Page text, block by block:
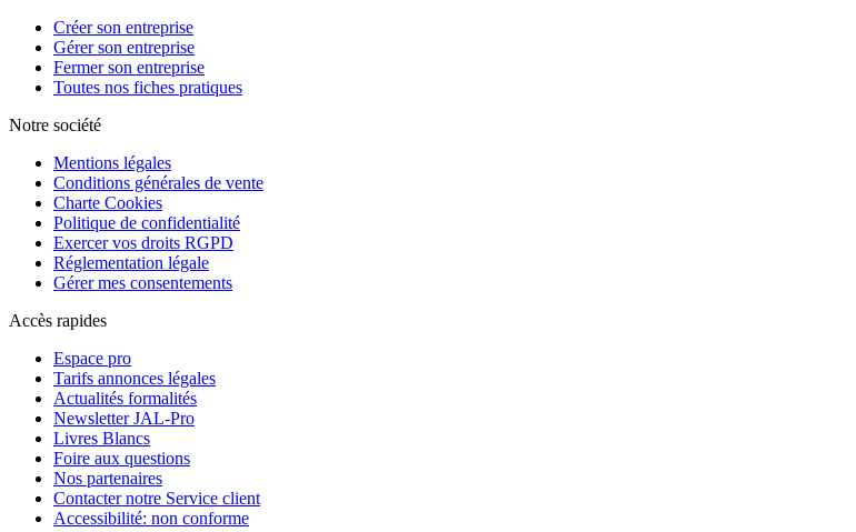
Créer son entreprise
Gérer son entreprise
Fermer son entreprise
Toutes nos fiches pratiques
Notre société
Mentions légales
Conditions générales de vente
Charte Cookies
Politique de confidentialité
Exercer vos droits RGPD
Réglementation légale
Gérer mes consentements
Accès rapides
Espace pro
Tarifs annonces légales
Actualités formalités
Newsletter JAL-Pro
Livres Blancs
Foire aux questions
Nos partenaires
Contacter notre Service client
Accessibilité: non conforme